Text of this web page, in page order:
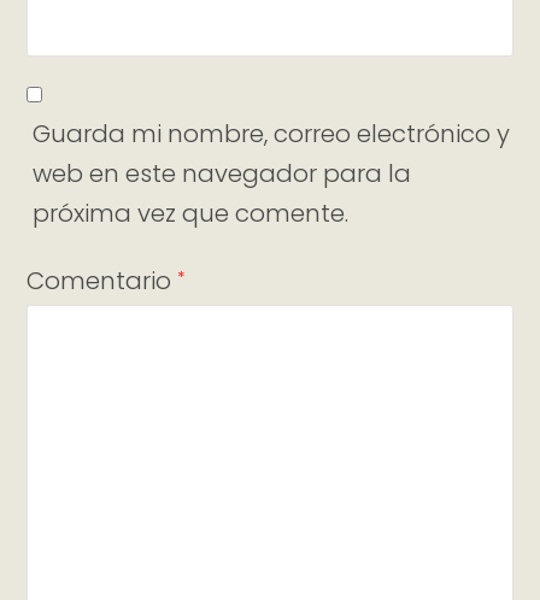
Guarda mi nombre, correo electrónico y
web en este navegador para la
próxima vez que comente.
Comentario *